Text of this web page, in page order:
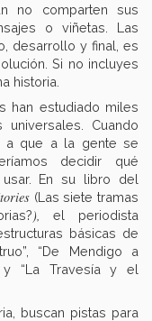
no comparten sus
o viñetas. Las
desarrollo y final, es
Si no incluyes
historia.
han estudiado miles
Cuando
a que a la gente se
decidir qué
usar. En su libro del
(Las siete tramas
),el periodista
básicas de
“De Mendigo a
y “La Travesía y el
buscan pistas para